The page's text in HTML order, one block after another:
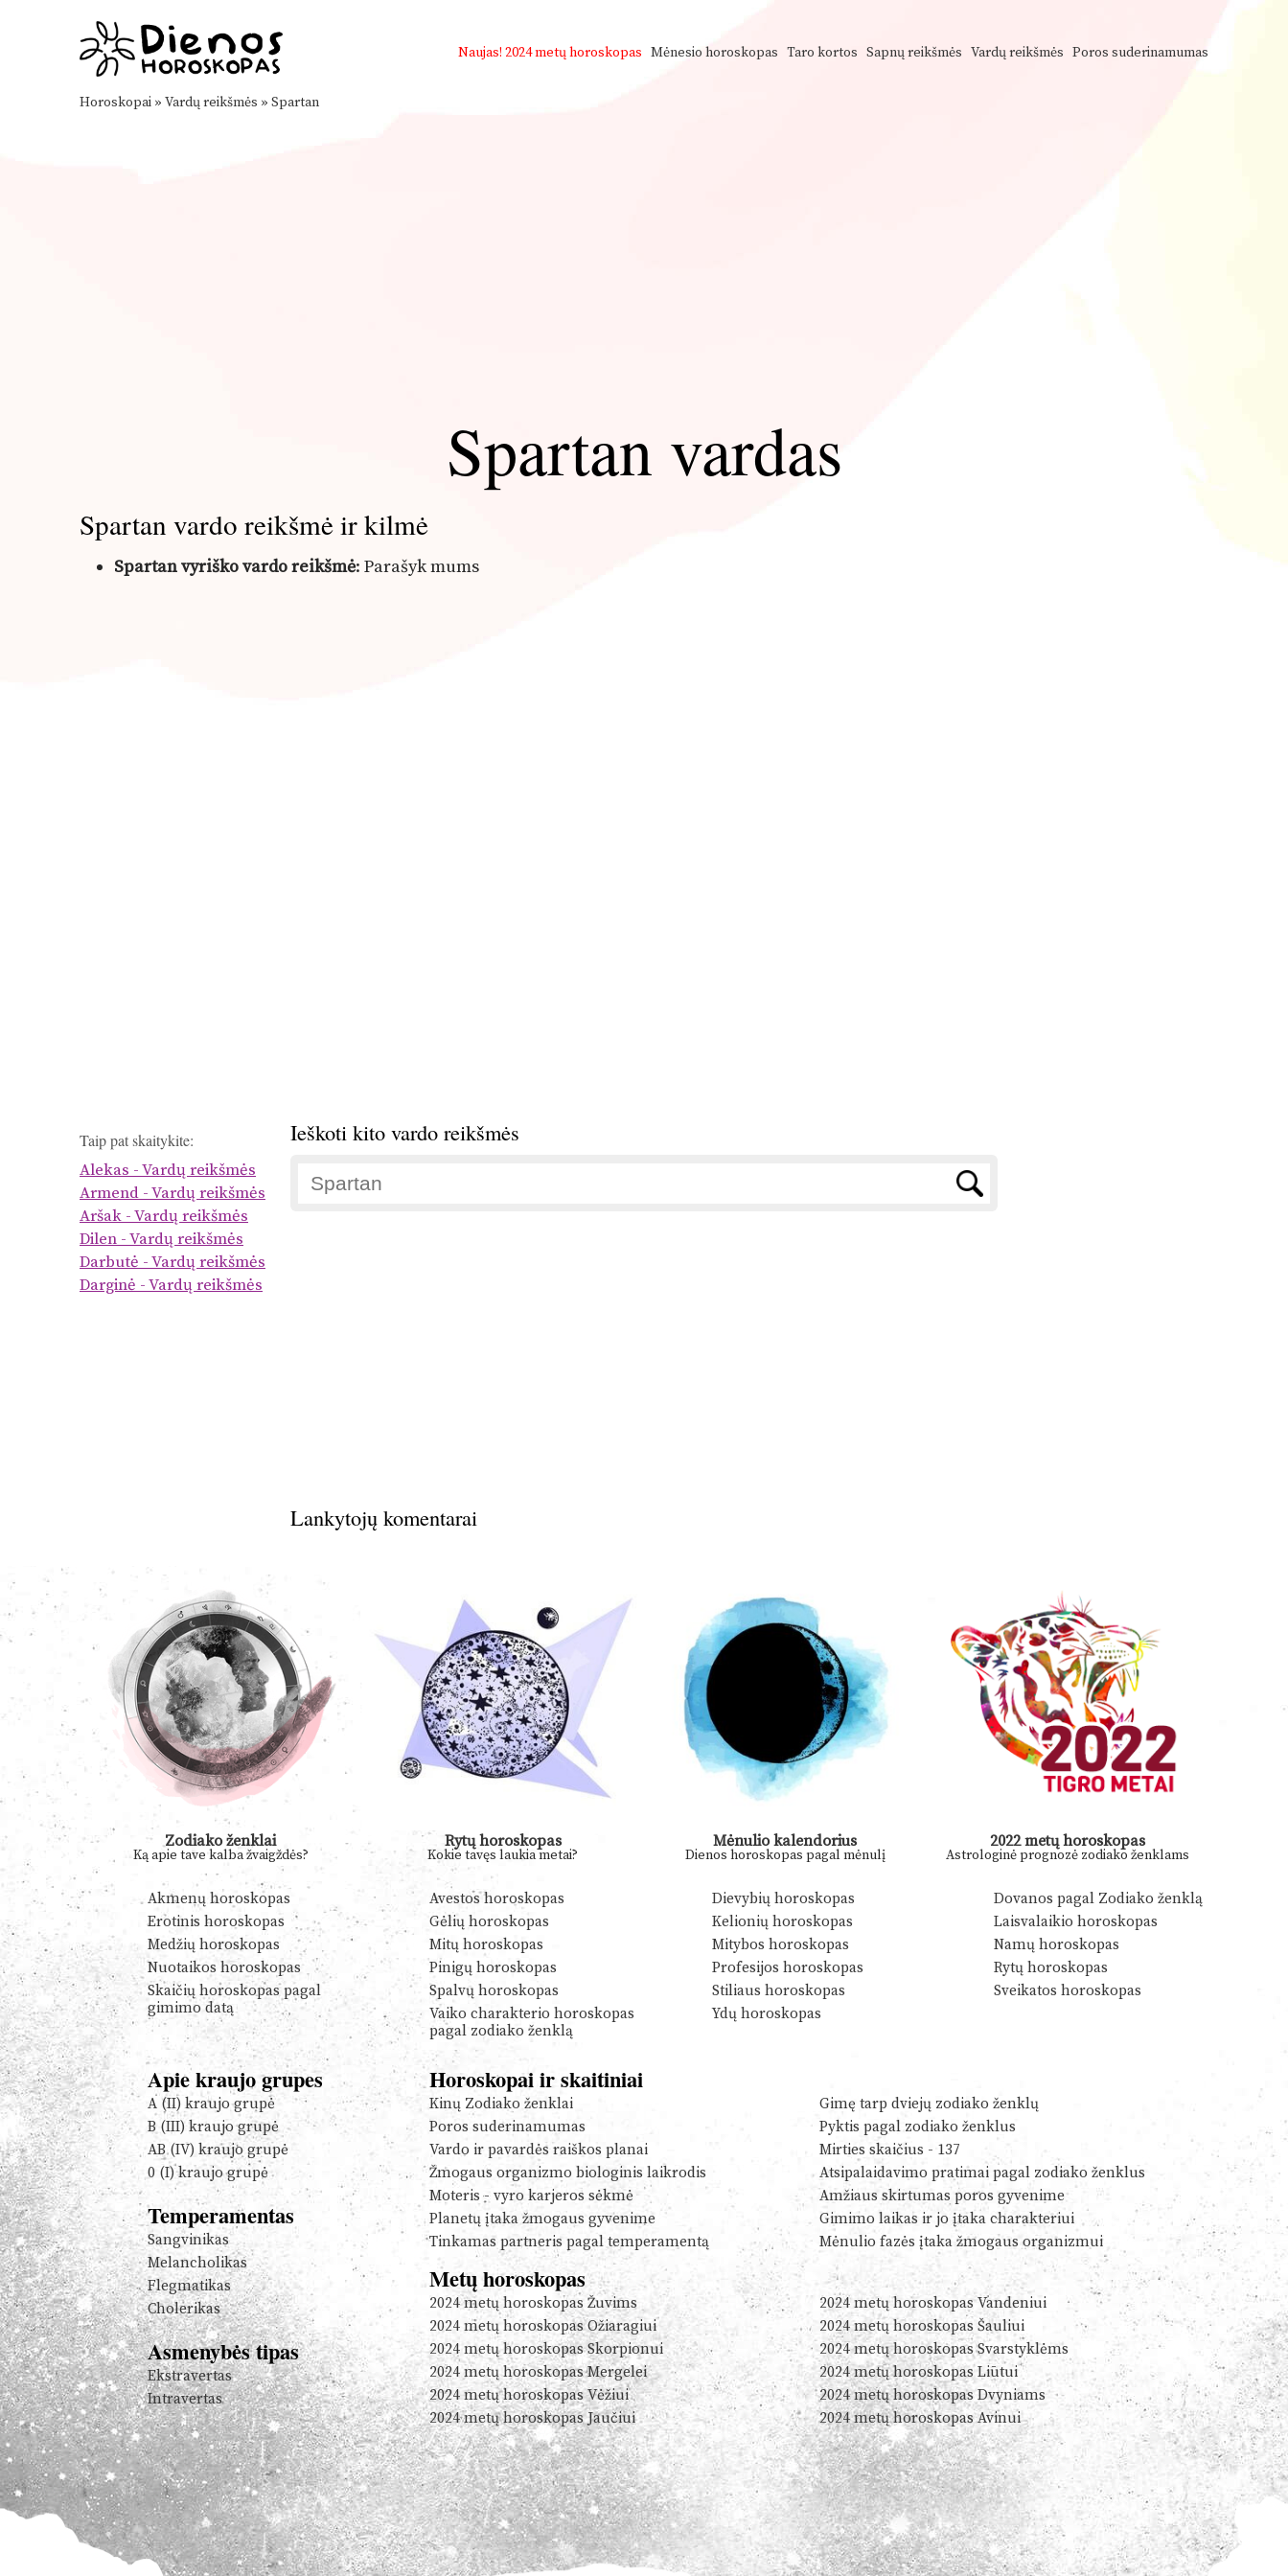
Naujas! 2024 metų horoskopas Mėnesio horoskopas Taro kortos Sapnų reikšmės Vardų reikšmės Poros suderinamumas
Horoskopai » Vardų reikšmės » Spartan
Spartan vardas
Spartan vardo reikšmė ir kilmė
Spartan vyriško vardo reikšmė: Parašyk mums
Taip pat skaitykite:
Alekas - Vardų reikšmės
Armend - Vardų reikšmės
Aršak - Vardų reikšmės
Dilen - Vardų reikšmės
Darbutė - Vardų reikšmės
Darginė - Vardų reikšmės
Ieškoti kito vardo reikšmės
Lankytojų komentarai
Zodiako ženklai
Ką apie tave kalba žvaigždės?
Rytų horoskopas
Kokie tavęs laukia metai?
Mėnulio kalendorius
Dienos horoskopas pagal mėnulį
2022 metų horoskopas
Astrologinė prognozė zodiako ženklams
Akmenų horoskopas Avestos horoskopas Dievybių horoskopas
Dovanos pagal Zodiako ženklą
Erotinis horoskopas
Gėlių horoskopas Kelionių horoskopas
Laisvalaikio horoskopas
Medžių horoskopas
Mitų horoskopas Mitybos horoskopas
Namų horoskopas
Nuotaikos horoskopas
Pinigų horoskopas Profesijos horoskopas
Rytų horoskopas
Skaičių horoskopas pagal
gimimo datą
Spalvų horoskopas Stiliaus horoskopas
Sveikatos horoskopas
Vaiko charakterio horoskopas
pagal zodiako ženklą
Ydų horoskopas
Apie kraujo grupes
A (II) kraujo grupė
B (III) kraujo grupė
AB (IV) kraujo grupė
0 (I) kraujo grupė
Temperamentas
Sangvinikas
Melancholikas
Flegmatikas
Cholerikas
Asmenybės tipas
Ekstravertas
Intravertas
Horoskopai ir skaitiniai
Kinų Zodiako ženklai
Gimę tarp dviejų zodiako ženklų
Poros suderinamumas
Pyktis pagal zodiako ženklus
Vardo ir pavardės raiškos planai
Mirties skaičius - 137
Žmogaus organizmo biologinis laikrodis
Atsipalaidavimo pratimai pagal zodiako ženklus
Moteris - vyro karjeros sėkmė
Amžiaus skirtumas poros gyvenime
Planetų įtaka žmogaus gyvenime
Gimimo laikas ir jo įtaka charakteriui
Tinkamas partneris pagal temperamentą
Mėnulio fazės įtaka žmogaus organizmui
Metų horoskopas
2024 metų horoskopas Žuvims
2024 metų horoskopas Vandeniui
2024 metų horoskopas Ožiaragiui
2024 metų horoskopas Šauliui
2024 metų horoskopas Skorpionui
2024 metų horoskopas Svarstyklėms
2024 metų horoskopas Mergelei
2024 metų horoskopas Liūtui
2024 metų horoskopas Vėžiui
2024 metų horoskopas Dvyniams
2024 metų horoskopas Jaučiui
2024 metų horoskopas Avinui